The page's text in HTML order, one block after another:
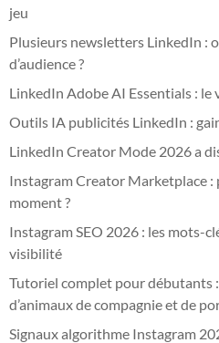
jeu
Plusieurs newsletters LinkedIn :
d’audience ?
LinkedIn Adobe AI Essentials : le
Outils IA publicités LinkedIn :
LinkedIn Creator Mode 2026 a
Instagram Creator Marketplace :
moment ?
Instagram SEO 2026 : les mots-
visibilité
Tutoriel complet pour débutants
d’animaux de compagnie et de
Signaux algorithme Instagram